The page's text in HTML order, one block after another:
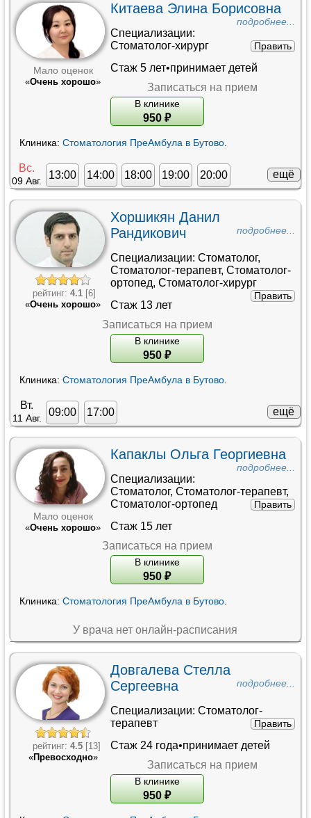
Мало оценок
«Очень хорошо»
Китаева Элина Борисовна
подробнее...
Специализации:
Стоматолог-хирург
Править
Стаж 5 лет•принимает детей
Записаться на прием
В клинике
950 ₽
Клиника: Стоматология ПреАмбула в Бутово.
Вс.
09 Авг.
13:00 14:00 18:00 19:00 20:00 ещё
рейтинг: 4.1[6]
«Очень хорошо»
Хоршикян Данил
Рандикович
подробнее...
Специализации: Стоматолог,
Стоматолог-терапевт, Стоматолог-
ортопед, Стоматолог-хирург
Править
Стаж 13 лет
Записаться на прием
В клинике
950 ₽
Клиника: Стоматология ПреАмбула в Бутово.
Вт.
11 Авг.
09:00 17:00 ещё
Мало оценок
«Очень хорошо»
Капаклы Ольга Георгиевна
подробнее...
Специализации:
Стоматолог, Стоматолог-терапевт,
Стоматолог-ортопед
Править
Стаж 15 лет
Записаться на прием
В клинике
950 ₽
Клиника: Стоматология ПреАмбула в Бутово.
У врача нет онлайн-расписания
рейтинг: 4.5[13]
«Превосходно»
Довгалева Стелла
Сергеевна
подробнее...
Специализации: Стоматолог-
терапевт
Править
Стаж 24 года•принимает детей
Записаться на прием
В клинике
950 ₽